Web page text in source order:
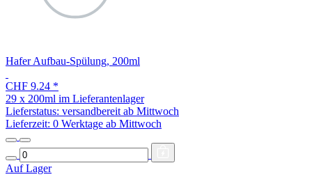
Hafer Aufbau-Spülung, 200ml
CHF 9.24 *
29 x 200ml im Lieferantenlager
Lieferstatus: versandbereit ab Mittwoch
Lieferzeit: 0 Werktage ab Mittwoch
Auf Lager